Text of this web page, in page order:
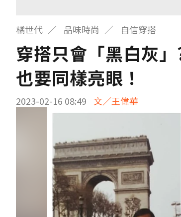
橘世代 品味時尚 自信穿搭
穿搭只會「黑白灰
也要同樣亮眼！
2023-02-16 08:49 文／王偉華